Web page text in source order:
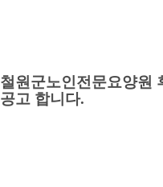
철원군노인전문요양원
공고 합니다.